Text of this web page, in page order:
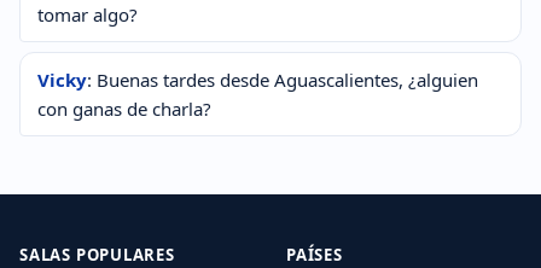
tomar algo?
Vicky: Buenas tardes desde Aguascalientes, ¿alguien
con ganas de charla?
SALAS POPULARES PAÍSES